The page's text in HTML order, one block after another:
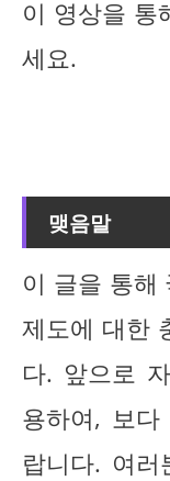
이 영상을 통
세요.
맺음말
이 글을 통해
제도에 대한
다. 앞으로
용하여, 보
랍니다. 여